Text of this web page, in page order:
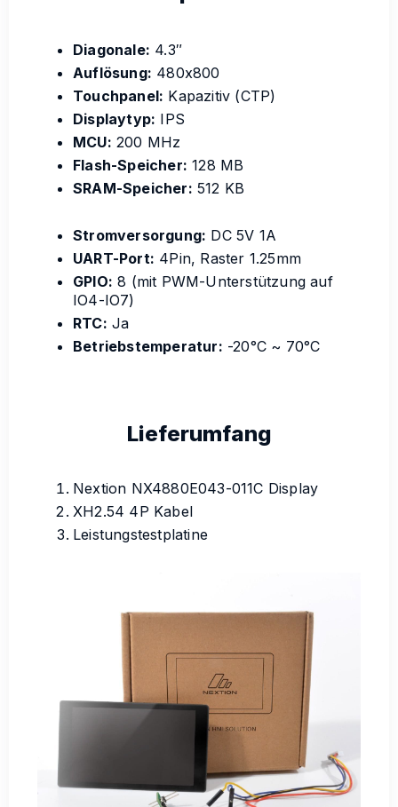
Diagonale: 4.3″
Auflösung: 480x800
Touchpanel: Kapazitiv (CTP)
Displaytyp: IPS
MCU: 200 MHz
Flash-Speicher: 128 MB
SRAM-Speicher: 512 KB
Stromversorgung: DC 5V 1A
UART-Port: 4Pin, Raster 1.25mm
GPIO: 8 (mit PWM-Unterstützung auf
IO4-IO7)
RTC: Ja
Betriebstemperatur: -20°C ~ 70°C
Lieferumfang
Nextion NX4880E043-011C Display
XH2.54 4P Kabel
Leistungstestplatine